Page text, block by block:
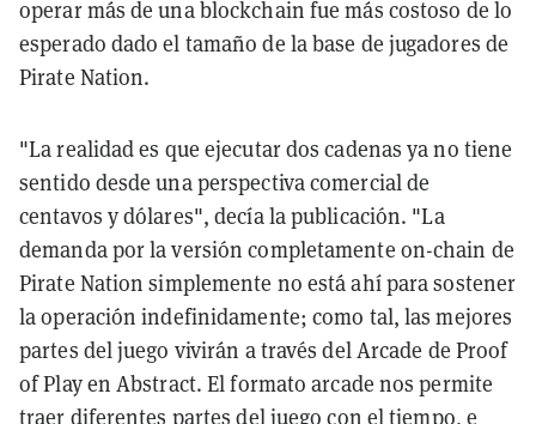
operar más de una blockchain fue más costoso de lo
esperado dado el tamaño de la base de jugadores de
Pirate Nation.
"La realidad es que ejecutar dos cadenas ya no tiene
sentido desde una perspectiva comercial de
centavos y dólares", decía la publicación. "La
demanda por la versión completamente on-chain de
Pirate Nation simplemente no está ahí para sostener
la operación indefinidamente; como tal, las mejores
partes del juego vivirán a través del Arcade de Proof
of Play en Abstract. El formato arcade nos permite
traer diferentes partes del juego con el tiempo, e